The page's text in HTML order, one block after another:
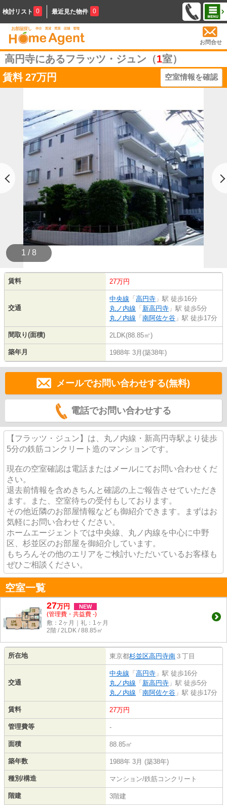
検討リスト 0 最近見た物件 0
お問合せ
高円寺にあるフラッツ・ジュン（1室）
賃料 27万円 空室情報を確認
1 / 8
賃料 27万円
交通
中央線 「 高円寺 」駅 徒歩16分
丸ノ内線 「 新高円寺 」駅 徒歩5分
丸ノ内線 「 南阿佐ケ谷 」駅 徒歩17分
間取り(面積) 2LDK(88.85㎡)
築年月 1988年 3月(築38年)
メールでお問い合わせする(無料)
電話でお問い合わせする
【フラッツ・ジュン】は、丸ノ内線・新高円寺駅より徒歩
5分の鉄筋コンクリート造のマンションです。
現在の空室確認は電話またはメールにてお問い合わせくだ
さい。
退去前情報を含めきちんと確認の上ご報告させていただき
ます。また、空室待ちの受付もしております。
その他近隣のお部屋情報なども御紹介できます。まずはお
気軽にお問い合わせください。
ホームエージェントでは中央線、丸ノ内線を中心に中野
区、杉並区のお部屋を御紹介しています。
もちろんその他のエリアをご検討いただいているお客様も
ぜひご相談ください。
空室一覧
27万円 NEW
(管理費・共益費 -)
敷：2ヶ月｜礼：1ヶ月
2階 / 2LDK / 88.85㎡
所在地 東京都杉並区高円寺南 ３丁目
交通
中央線 「 高円寺 」駅 徒歩16分
丸ノ内線 「 新高円寺 」駅 徒歩5分
丸ノ内線 「 南阿佐ケ谷 」駅 徒歩17分
賃料 27万円
管理費等 -
面積 88.85㎡
築年数 1988年 3月 (築38年)
種別/構造 マンション/鉄筋コンクリート
階建 3階建